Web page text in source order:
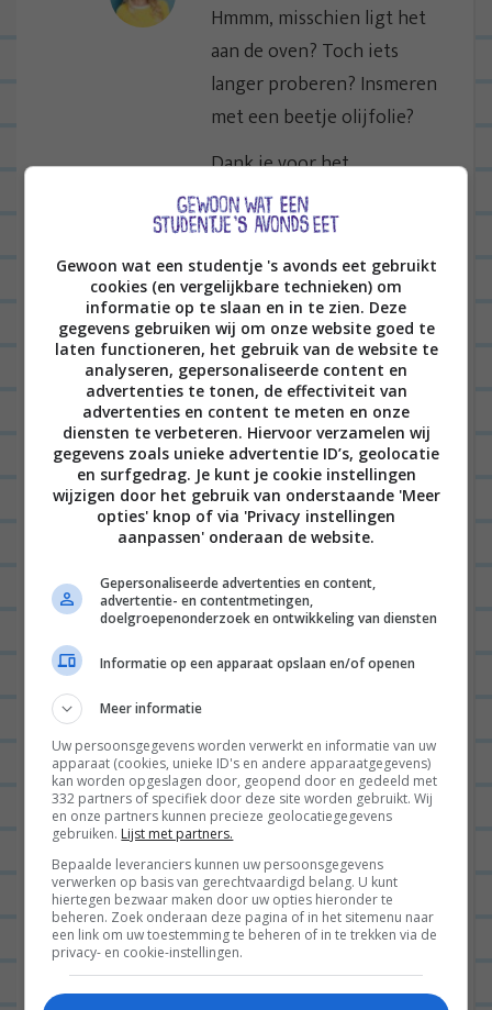
Hmmm, misschien ligt het
aan de oven? Toch iets
langer proberen? Insmeren
met een beetje olijfolie?
Dank je voor het
complimentje 😀
ELINE 19/01/2015 op 09:33
hmmm ziet er héerlijk uit!
BEANTWOORDEN
LEONIE 12/03/2015 op 22:39
thanks! Was het ook 😉
BEANTWOORDEN
MAMAELS 19/01/2015 op 05:53
Dat ziet er heerlijk uit die kom op
LEONIE 12/03/2015 op 22:39
nice!
BEANTWOORDEN
EEF | EEF KOOKT ZO!18/01/2015 op
22:40
Gewoon wat een studentje 's avonds eet gebruikt
cookies (en vergelijkbare technieken) om
informatie op te slaan en in te zien. Deze
gegevens gebruiken wij om onze website goed te
laten functioneren, het gebruik van de website te
analyseren, gepersonaliseerde content en
advertenties te tonen, de effectiviteit van
advertenties en content te meten en onze
diensten te verbeteren. Hiervoor verzamelen wij
gegevens zoals unieke advertentie ID’s, geolocatie
en surfgedrag. Je kunt je cookie instellingen
wijzigen door het gebruik van onderstaande 'Meer
opties' knop of via 'Privacy instellingen
aanpassen' onderaan de website.
Gepersonaliseerde advertenties en content,
advertentie- en contentmetingen,
doelgroepenonderzoek en ontwikkeling van diensten
Informatie op een apparaat opslaan en/of openen
Meer informatie
Uw persoonsgegevens worden verwerkt en informatie van uw
apparaat (cookies, unieke ID's en andere apparaatgegevens)
kan worden opgeslagen door, geopend door en gedeeld met
332 partners of specifiek door deze site worden gebruikt. Wij
en onze partners kunnen precieze geolocatiegegevens
gebruiken. Lijst met partners.
Bepaalde leveranciers kunnen uw persoonsgegevens
verwerken op basis van gerechtvaardigd belang. U kunt
hiertegen bezwaar maken door uw opties hieronder te
beheren. Zoek onderaan deze pagina of in het sitemenu naar
een link om uw toestemming te beheren of in te trekken via de
privacy- en cookie-instellingen.